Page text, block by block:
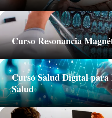
Curso Resonancia
Curso Salud Digital para
Salud